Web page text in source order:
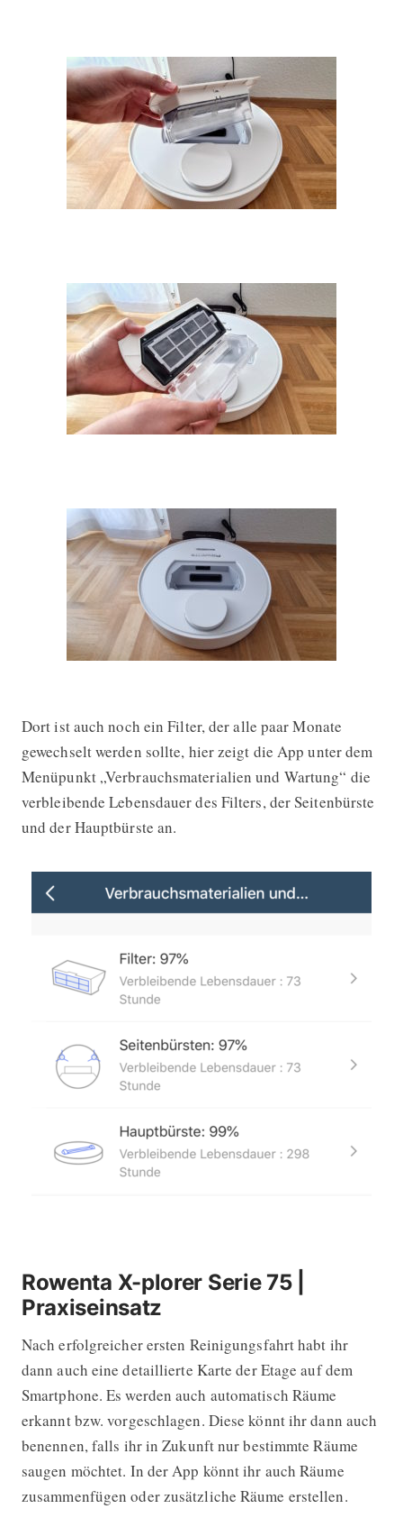
Dort ist auch noch ein Filter, der alle paar Monate
gewechselt werden sollte, hier zeigt die App unter dem
Menüpunkt „Verbrauchsmaterialien und Wartung“ die
verbleibende Lebensdauer des Filters, der Seitenbürste
und der Hauptbürste an.
Rowenta X-plorer Serie 75 |
Praxiseinsatz
Nach erfolgreicher ersten Reinigungsfahrt habt ihr
dann auch eine detaillierte Karte der Etage auf dem
Smartphone. Es werden auch automatisch Räume
erkannt bzw. vorgeschlagen. Diese könnt ihr dann auch
benennen, falls ihr in Zukunft nur bestimmte Räume
saugen möchtet. In der App könnt ihr auch Räume
zusammenfügen oder zusätzliche Räume erstellen.